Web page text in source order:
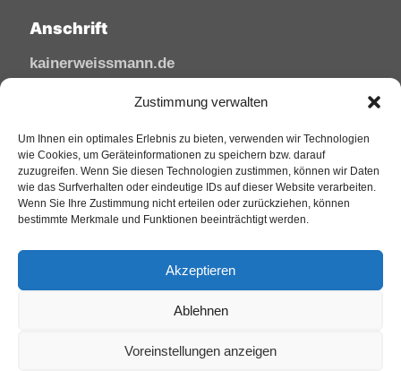
Zustimmung verwalten
Um Ihnen ein optimales Erlebnis zu bieten, verwenden wir Technologien
wie Cookies, um Geräteinformationen zu speichern bzw. darauf
zuzugreifen. Wenn Sie diesen Technologien zustimmen, können wir Daten
wie das Surfverhalten oder eindeutige IDs auf dieser Website verarbeiten.
Wenn Sie Ihre Zustimmung nicht erteilen oder zurückziehen, können
bestimmte Merkmale und Funktionen beeinträchtigt werden.
Akzeptieren
Ablehnen
Voreinstellungen anzeigen
Anschrift
kainerweissmann.de
Linzhausenstraße
Deutschland
Tel: 02644/945 81 88
Mail: kai@sfw-media.de
© 2025 KainerWeissmann. All Rights Reserved